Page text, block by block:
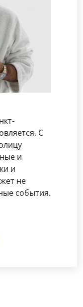
С
и
и
не
события.